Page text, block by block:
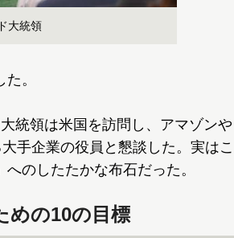
大統領
。
統領は米国を訪問し、アマゾンや
手企業の役員と懇談した。実はこ
のしたたかな布石だった。
めの10の目標